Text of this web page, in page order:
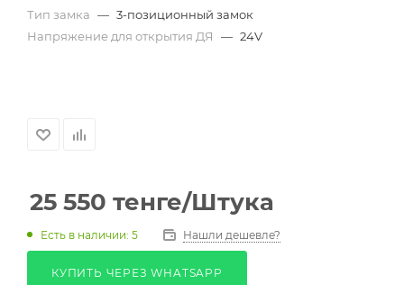
Тип замка — 3-позиционный замок
Напряжение для открытия ДЯ
— 24V
25 550 тенге/Штука
Есть в наличии: 5 Нашли дешевле?
КУПИТЬ ЧЕРЕЗ WHATSAPP